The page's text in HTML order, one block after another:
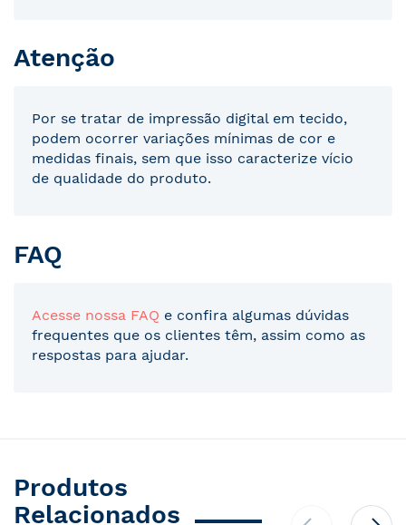
Atenção
Por se tratar de impressão digital em tecido,
podem ocorrer variações mínimas de cor e
medidas finais, sem que isso caracterize vício
de qualidade do produto.
FAQ
Acesse nossa FAQ e confira algumas dúvidas
frequentes que os clientes têm, assim como as
respostas para ajudar.
Produtos
Relacionados